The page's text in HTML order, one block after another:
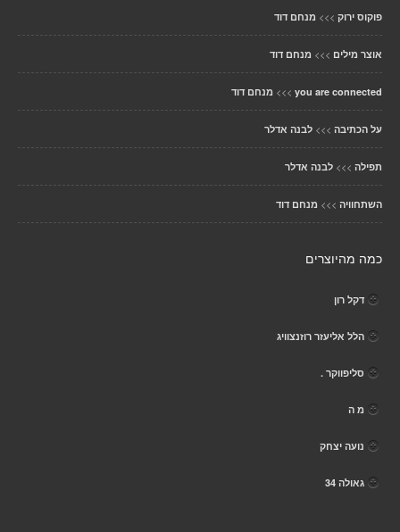
פוקוס ירוק >>> מנחם דוד
אוצר מילים >>> מנחם דוד
you are connected
>>> מנחם דוד
על הכתיבה >>> לבנה אדלר
תפילה >>> לבנה אדלר
השתחוויה >>> מנחם דוד
כמה מהיוצרים
דקל רון
הלל אליעזר רוזנצוויג
סליפווקר .
מ ה
נועה יצחק
גאולה 34